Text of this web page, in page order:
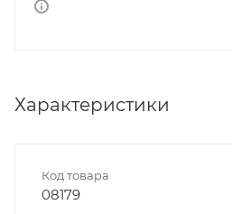
Характеристики
Код товара
08179